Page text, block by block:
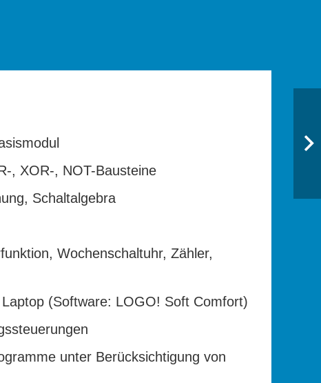
, XOR-, NOT-Bausteine
Schaltalgebra
Wochenschaltuhr, Zähler,
(Software: LOGO! Soft Comfort)
unter Berücksichtigung von